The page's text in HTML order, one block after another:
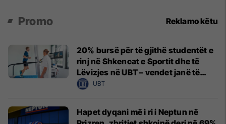
Promo Reklamo këtu
20% bursë për të gjithë studentët e
rinj në Shkencat e Sportit dhe të
Lëvizjes në UBT – vendet janë të
limituara
UBT
Hapet dyqani më i ri i Neptun në